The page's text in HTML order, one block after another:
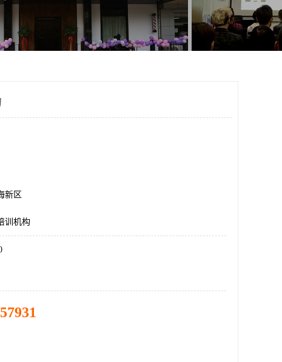
新区
训机构